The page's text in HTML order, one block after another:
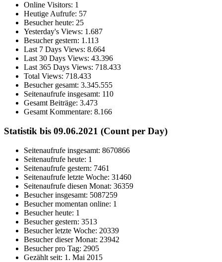
Online Visitors: 1
Heutige Aufrufe: 57
Besucher heute: 25
Yesterday's Views: 1.687
Besucher gestern: 1.113
Last 7 Days Views: 8.664
Last 30 Days Views: 43.396
Last 365 Days Views: 718.433
Total Views: 718.433
Besucher gesamt: 3.345.555
Seitenaufrufe insgesamt: 110
Gesamt Beiträge: 3.473
Gesamt Kommentare: 8.166
Statistik bis 09.06.2021 (Count per Day)
Seitenaufrufe insgesamt: 8670866
Seitenaufrufe heute: 1
Seitenaufrufe gestern: 7461
Seitenaufrufe letzte Woche: 31460
Seitenaufrufe diesen Monat: 36359
Besucher insgesamt: 5087259
Besucher momentan online: 1
Besucher heute: 1
Besucher gestern: 3513
Besucher letzte Woche: 20339
Besucher dieser Monat: 23942
Besucher pro Tag: 2905
Gezählt seit: 1. Mai 2015